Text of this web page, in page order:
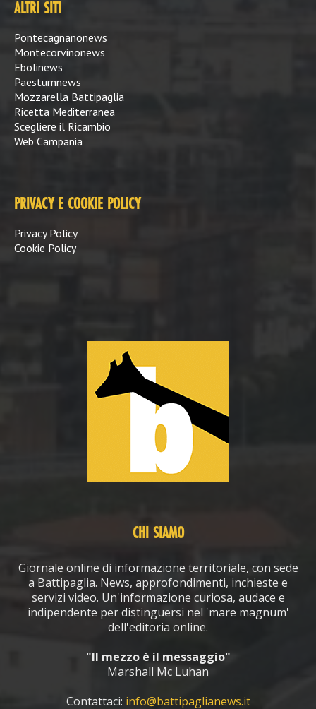
ALTRI SITI
Pontecagnanonews
Montecorvinonews
Ebolinews
Paestumnews
Mozzarella Battipaglia
Ricetta Mediterranea
Scegliere il Ricambio
Web Campania
PRIVACY E COOKIE POLICY
Privacy Policy
Cookie Policy
CHI SIAMO
Giornale online di informazione territoriale, con sede
a Battipaglia. News, approfondimenti, inchieste e
servizi video. Un'informazione curiosa, audace e
indipendente per distinguersi nel 'mare magnum'
dell'editoria online.
"Il mezzo è il messaggio"
Marshall Mc Luhan
Contattaci: info@battipaglianews.it